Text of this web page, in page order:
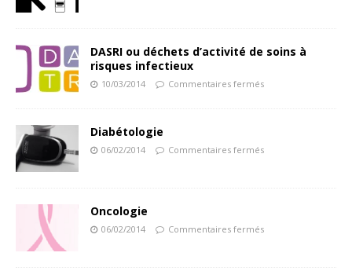
DASRI ou déchets d’activité de soins à
risques infectieux
10/03/2014 Commentaires fermés
Diabétologie
06/02/2014 Commentaires fermés
Oncologie
06/02/2014 Commentaires fermés